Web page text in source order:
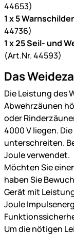
44653)
1 x 5
44736)
1 x 25 Seil- und
(Art.Nr. 44593)
Das
Die Leistung des
Abwehrzäunen
oder
4000 V liegen.
unterschreiten.
Joule verwendet.
Möchten Sie
haben Sie
Gerät mit
Joule
Um die nötigen